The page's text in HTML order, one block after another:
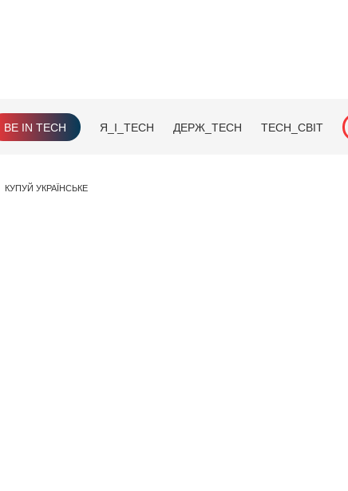
BE IN TECH Я_І_TECH ДЕРЖ_TECH TECH_СВІТ
КУПУЙ УКРАЇНСЬКЕ